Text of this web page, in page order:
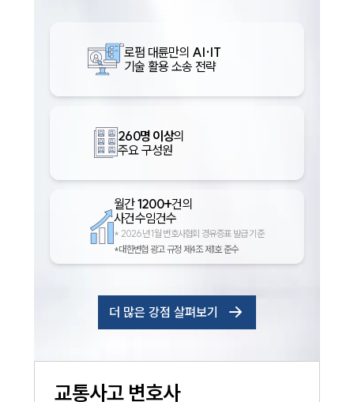
로펌 대륜만의 AI·IT
기술 활용 소송 전략
260명 이상의
주요 구성원
월간1200+건의
사건수임건수
* 2026년 1월 변호사협회 경유증표 발급 기준
*대한변협 광고 규정 제4조 제1호 준수
더 많은 강점 살펴보기
교통사고변호사